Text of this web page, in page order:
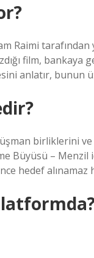
Raimi tarafından
film,
anlatır, bunun
birliklerini ve
Büyüsü –
hedef alınamaz